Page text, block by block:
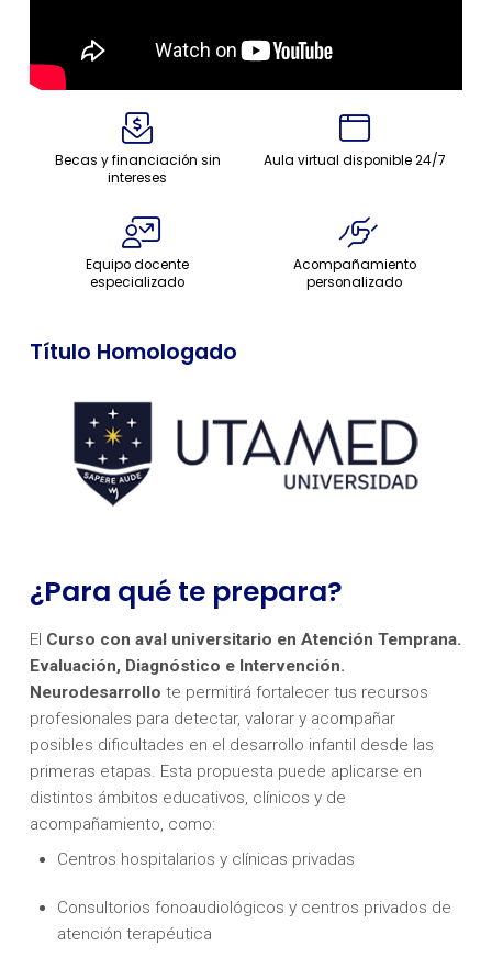
Becas y financiación sin
intereses
Aula virtual disponible 24/7
Equipo docente
especializado
Acompañamiento
personalizado
Título Homologado
¿Para qué te prepara?
El Curso con aval universitario en Atención Temprana.
Evaluación, Diagnóstico e Intervención.
Neurodesarrollo te permitirá fortalecer tus recursos
profesionales para detectar, valorar y acompañar
posibles dificultades en el desarrollo infantil desde las
primeras etapas. Esta propuesta puede aplicarse en
distintos ámbitos educativos, clínicos y de
acompañamiento, como:
Centros hospitalarios y clínicas privadas
Consultorios fonoaudiológicos y centros privados de
atención terapéutica